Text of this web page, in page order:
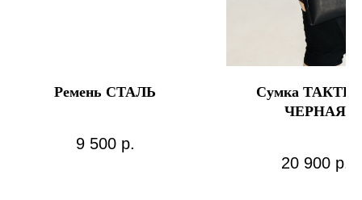
Ремень СТАЛЬ
9 500 р.
Сумка
ЧЕРНАЯ
20 900 р.